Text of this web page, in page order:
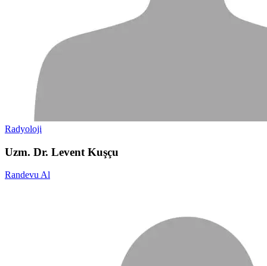
Radyoloji
Uzm. Dr. Levent Kuşçu
Randevu Al